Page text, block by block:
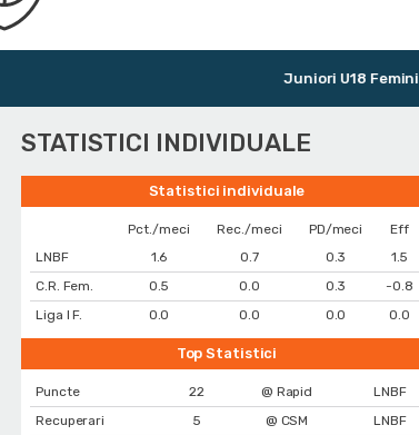
Juniori U18 Feminin
STATISTICI INDIVIDUALE
Statistici individuale
Pct./meci Rec./meci PD/meci
Eff
LNBF
1.6 0.7 0.3
1.5
C.R. Fem.
0.5 0.0 0.3
-0.8
Liga I F.
0.0 0.0 0.0 0.0
Top Statistici
Puncte 22 @ Rapid
LNBF
Recuperari
5 @ CSM
LNBF